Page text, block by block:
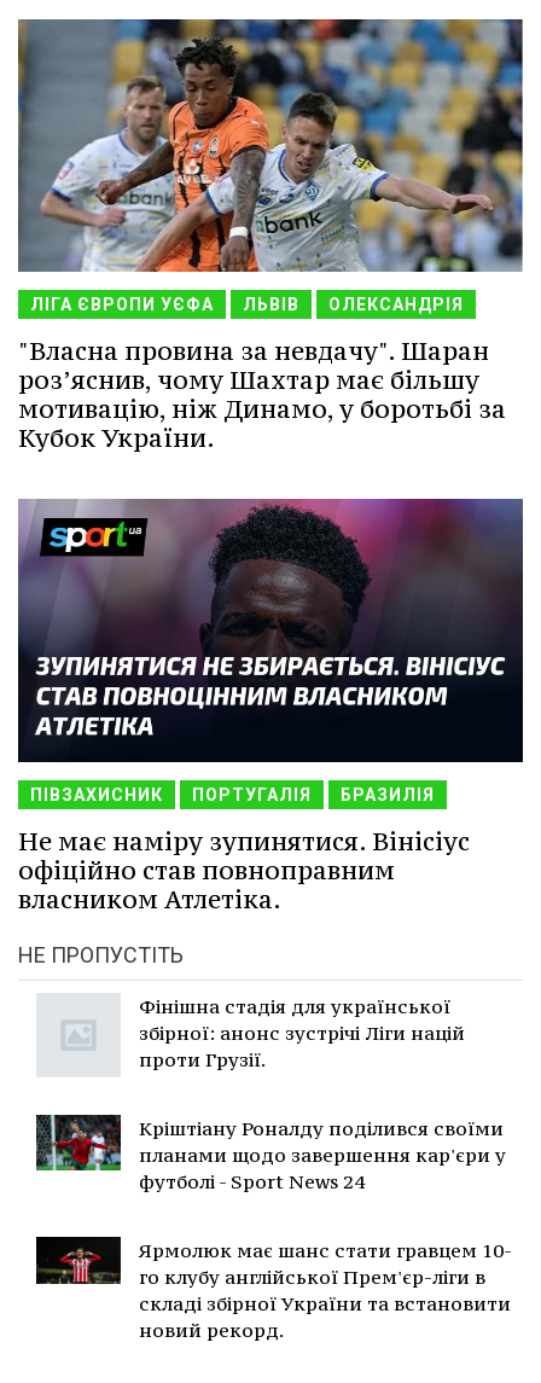
ЛІГА ЄВРОПИ УЄФА ЛЬВІВ ОЛЕКСАНДРІЯ
"Власна провина за невдачу". Шаран
роз’яснив, чому Шахтар має більшу
мотивацію, ніж Динамо, у боротьбі за
Кубок України.
ПІВЗАХИСНИК ПОРТУГАЛІЯ БРАЗИЛІЯ
Не має наміру зупинятися. Вінісіус
офіційно став повноправним
власником Атлетіка.
НЕ ПРОПУСТІТЬ
Фінішна стадія для української
збірної: анонс зустрічі Ліги націй
проти Грузії.
Кріштіану Роналду поділився своїми
планами щодо завершення кар'єри у
футболі - Sport News 24
Ярмолюк має шанс стати гравцем 10-
го клубу англійської Прем'єр-ліги в
складі збірної України та встановити
новий рекорд.